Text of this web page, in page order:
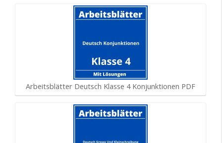
Arbeitsblätter Deutsch Klasse 4 Konjunktionen PDF